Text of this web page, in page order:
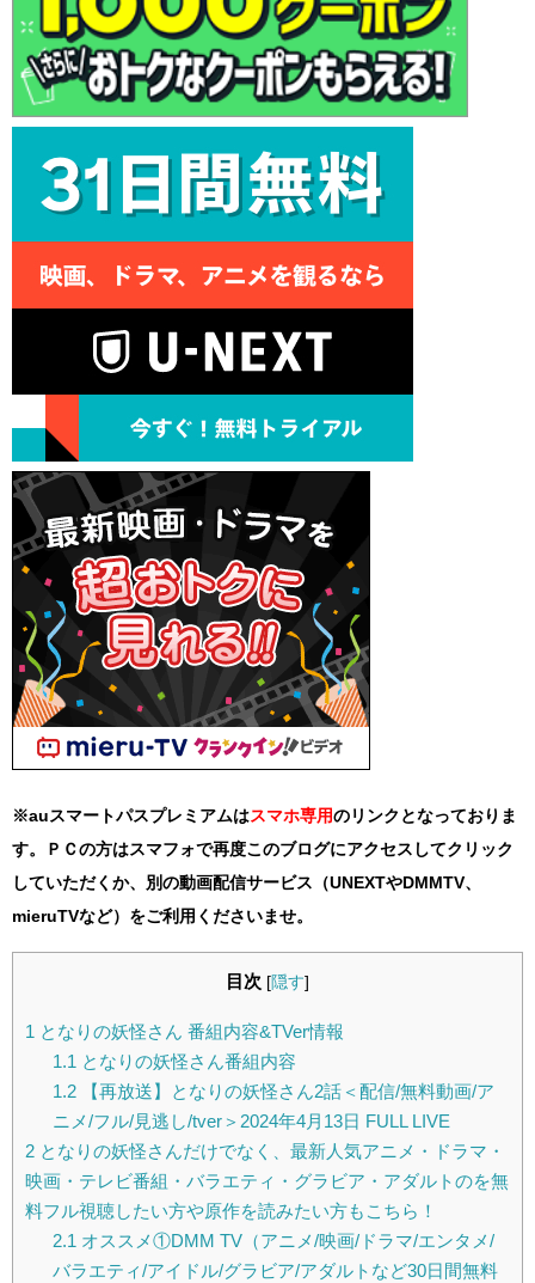
※auスマートパスプレミアムはスマホ専用のリンクとなっておりま
す。ＰＣの方はスマフォで再度このブログにアクセスしてクリック
していただくか、別の動画配信サービス（UNEXTやDMMTV、
mieruTVなど）をご利用くださいませ。
目次 [隠す]
1 となりの妖怪さん 番組内容&TVer情報
1.1 となりの妖怪さん番組内容
1.2【再放送】となりの妖怪さん2話＜配信/無料動画/ア
ニメ/フル/見逃し/tver＞2024年4月13日 FULL LIVE
2 となりの妖怪さんだけでなく、最新人気アニメ・ドラマ・
映画・テレビ番組・バラエティ・グラビア・アダルトのを無
料フル視聴したい方や原作を読みたい方もこちら！
2.1 オススメ①DMM TV（アニメ/映画/ドラマ/エンタメ/
バラエティ/アイドル/グラビア/アダルトなど30日間無料